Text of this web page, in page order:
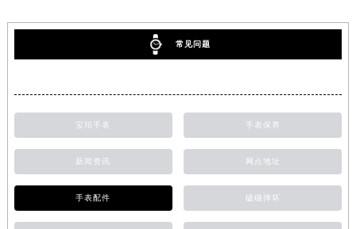
常见问题
宝珀手表 手表保养
新闻资讯 网点地址
手表配件 磕碰摔坏